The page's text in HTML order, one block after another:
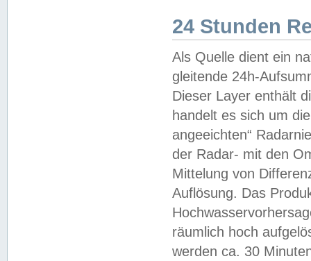
24 Stunden
Als Quelle dient ein
gleitende 24h-
Dieser Layer enthält
handelt es sich um
angeeichten“
der Radar- mit den
Mittelung von
Auflösung. Das
räumlich hoch
werden ca. 30